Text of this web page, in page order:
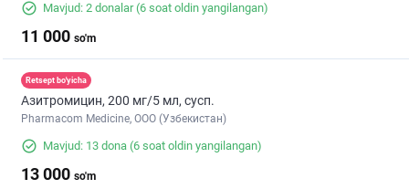
Mavjud: 2 donalar(6 soat oldin yangilangan)
11 000 so'm
Retsept bo'yicha
Азитромицин, 200 мг/5 мл, сусп.
Pharmacom Medicine, OOO (Узбекистан)
Mavjud: 13 dona (6 soat oldin yangilangan)
13 000 so'm